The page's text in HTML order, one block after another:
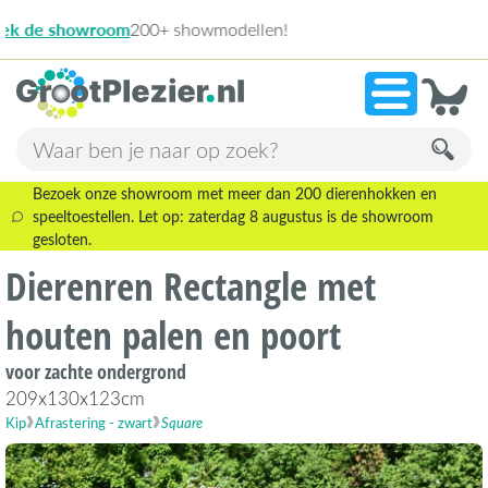
»13.945
Bezoek onze showroom met meer dan 200 dierenhokken en
speeltoestellen. Let op: zaterdag 8 augustus is de showroom
gesloten.
Dierenren Rectangle met
houten palen en poort
voor zachte ondergrond
209x130x123cm
Kip Afrastering - zwart Square